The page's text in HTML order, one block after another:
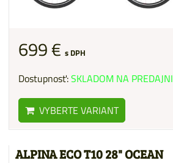
699 € s DPH
Dostupnosť:SKLADOM NA PREDAJNI
VYBERTE VARIANT
ALPINA ECO T10 28" OCEAN